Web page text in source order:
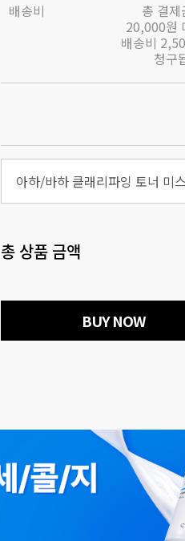
배송비
총 결제
20,000원
배송비
청구
아하/바하 클래리파잉 토너 미
총 상품 금액
BUY NOW